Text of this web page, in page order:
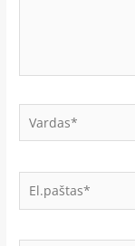
Vardas*
El.paštas*